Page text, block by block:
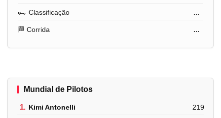
🏎️ Classificação ...
🏁 Corrida ...
Mundial de Pilotos
1. Kimi Antonelli 219